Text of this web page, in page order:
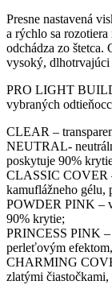
Presne nastavená
a rýchlo sa
odchádza zo štetca.
vysoký, dlhotrvajúci
PRO LIGHT
vybraných
CLEAR –
NEUTRAL-
poskytuje 90%
CLASSIC COVER
kamuflážneho gélu,
POWDER PINK –
90% krytie;
PRINCESS PINK –
perleťovým
CHARMING
zlatými